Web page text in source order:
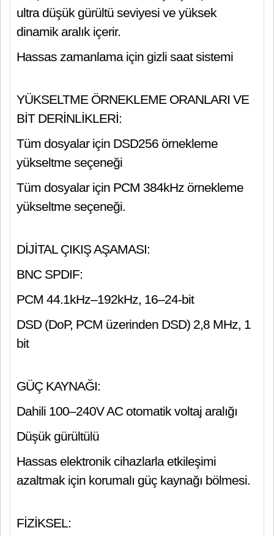
ultra düşük gürültü seviyesi ve yüksek
dinamik aralık içerir.
Hassas zamanlama için gizli saat sistemi
YÜKSELTME ÖRNEKLEME ORANLARI VE
BİT DERİNLİKLERİ:
Tüm dosyalar için DSD256 örnekleme
yükseltme seçeneği
Tüm dosyalar için PCM 384kHz örnekleme
yükseltme seçeneği.
DİJİTAL ÇIKIŞ AŞAMASI:
BNC SPDIF:
PCM 44.1kHz–192kHz, 16–24-bit
DSD (DoP, PCM üzerinden DSD) 2,8 MHz, 1
bit
GÜÇ KAYNAĞI:
Dahili 100–240V AC otomatik voltaj aralığı
Düşük gürültülü
Hassas elektronik cihazlarla etkileşimi
azaltmak için korumalı güç kaynağı bölmesi.
FİZİKSEL: